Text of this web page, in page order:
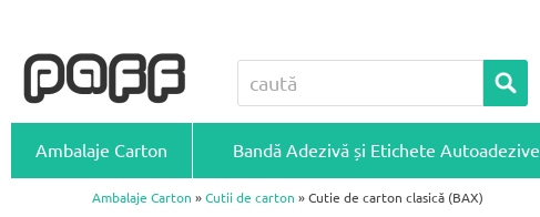
Ambalaje Carton Bandă Adezivă și Etichete Autoadezive
Ambalaje Carton » Cutii de carton » Cutie de carton clasică (BAX)